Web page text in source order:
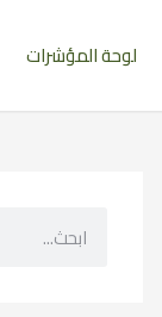
لوحة المؤشرات